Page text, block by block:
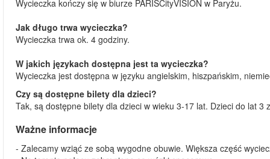
Wycieczka kończy się w biurze PARISCityVISION w Paryżu.
Jak długo trwa wycieczka?
Wycieczka trwa ok. 4 godziny.
W jakich językach dostępna jest ta wycieczka?
Wycieczka jest dostępna w języku angielskim, hiszpańskim,
Czy są dostępne bilety dla dzieci?
Tak, są dostępne bilety dla dzieci w wieku 3-17 lat. Dzieci do lat 3
Ważne informacje
- Zalecamy wziąć ze sobą wygodne obuwie. Większa część